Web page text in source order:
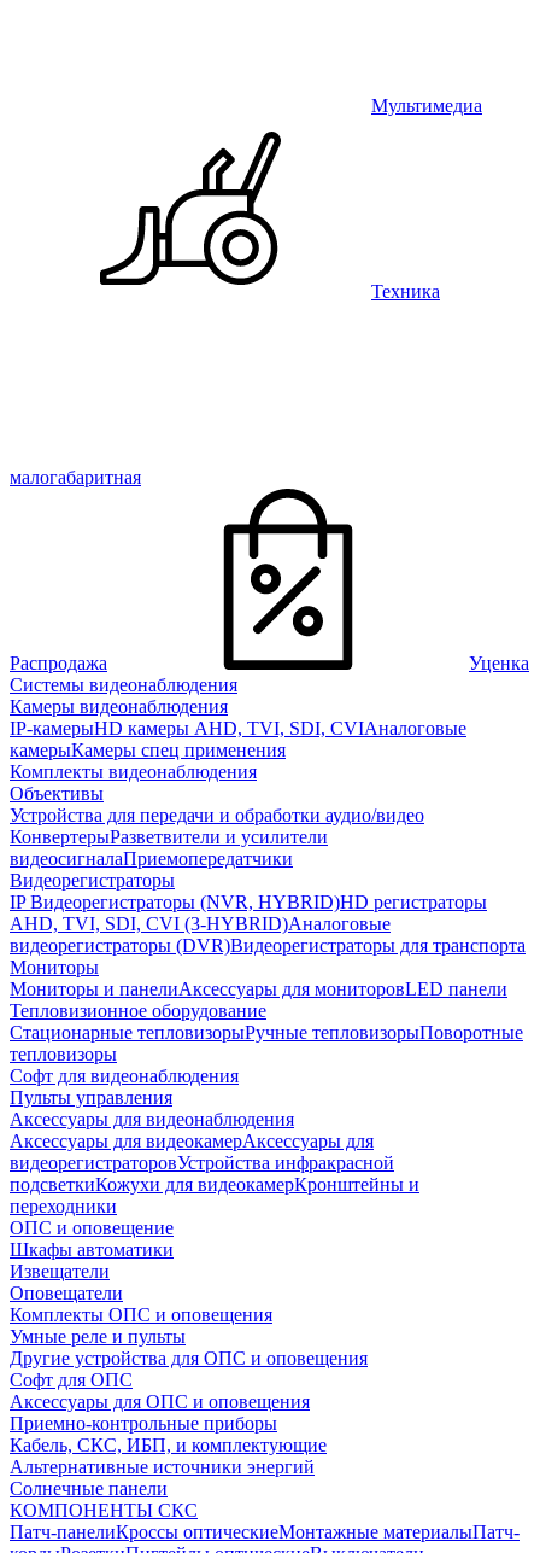
Мультимедиа
Техника
малогабаритная
Распродажа
Уценка
Системы видеонаблюдения
Камеры видеонаблюдения
IP-камерыHD камеры AHD, TVI, SDI, CVIАналоговые
камерыКамеры спец применения
Комплекты видеонаблюдения
Объективы
Устройства для передачи и обработки аудио/видео
КонвертерыРазветвители и усилители
видеосигналаПриемопередатчики
Видеорегистраторы
IP Видеорегистраторы (NVR, HYBRID)HD регистраторы
AHD, TVI, SDI, CVI (3-HYBRID)Аналоговые
видеорегистраторы (DVR)Видеорегистраторы для транспорта
Мониторы
Мониторы и панелиАксессуары для мониторовLED панели
Тепловизионное оборудование
Стационарные тепловизорыРучные тепловизорыПоворотные
тепловизоры
Софт для видеонаблюдения
Пульты управления
Аксессуары для видеонаблюдения
Аксессуары для видеокамерАксессуары для
видеорегистраторовУстройства инфракрасной
подсветкиКожухи для видеокамерКронштейны и
переходники
ОПС и оповещение
Шкафы автоматики
Извещатели
Оповещатели
Комплекты ОПС и оповещения
Умные реле и пульты
Другие устройства для ОПС и оповещения
Софт для ОПС
Аксессуары для ОПС и оповещения
Приемно-контрольные приборы
Кабель, СКС, ИБП, и комплектующие
Альтернативные источники энергий
Солнечные панели
КОМПОНЕНТЫ СКС
Патч-панелиКроссы оптическиеМонтажные материалыПатч-